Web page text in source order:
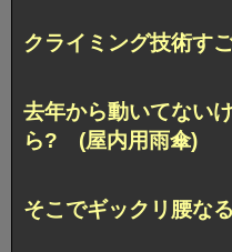
クライミング技術す
去年から動いてない
ら? (屋内用雨傘)
そこでギックリ腰な